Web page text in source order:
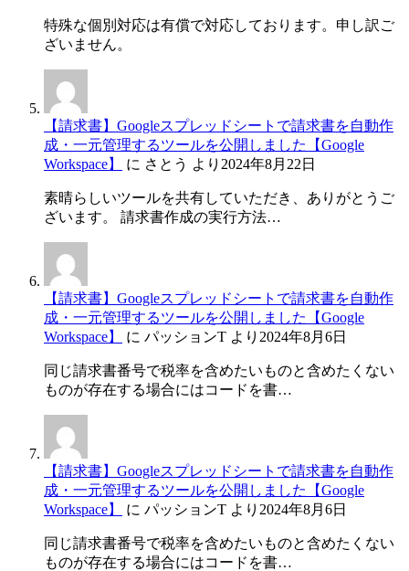
特殊な個別対応は有償で対応しております。申し訳ご
ざいません。
【請求書】Googleスプレッドシートで請求書を自動作
成・一元管理するツールを公開しました【Google
Workspace】
に さとう より 2024年8月22日
素晴らしいツールを共有していただき、ありがとうご
ざいます。 請求書作成の実行方法…
【請求書】Googleスプレッドシートで請求書を自動作
成・一元管理するツールを公開しました【Google
Workspace】
に パッションT より 2024年8月6日
同じ請求書番号で税率を含めたいものと含めたくない
ものが存在する場合にはコードを書…
【請求書】Googleスプレッドシートで請求書を自動作
成・一元管理するツールを公開しました【Google
Workspace】
に パッションT より 2024年8月6日
同じ請求書番号で税率を含めたいものと含めたくない
ものが存在する場合にはコードを書…